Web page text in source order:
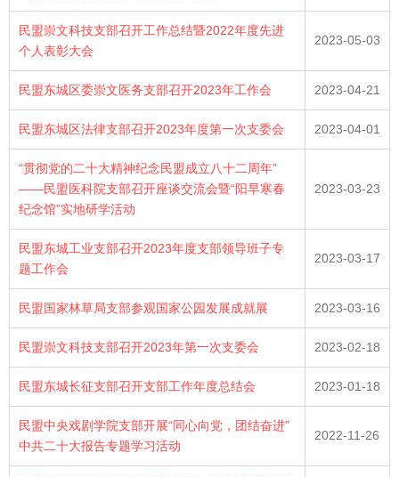
民盟崇文科技支部召开工作总结暨2022年度先进
个人表彰大会
2023-05-03
民盟东城区委崇文医务支部召开2023年工作会 2023-04-21
民盟东城区法律支部召开2023年度第一次支委会 2023-04-01
“贯彻党的二十大精神纪念民盟成立八十二周年”
——民盟医科院支部召开座谈交流会暨“阳早寒春
纪念馆”实地研学活动
2023-03-23
民盟东城工业支部召开2023年度支部领导班子专
题工作会
2023-03-17
民盟国家林草局支部参观国家公园发展成就展 2023-03-16
民盟崇文科技支部召开2023年第一次支委会 2023-02-18
民盟东城长征支部召开支部工作年度总结会 2023-01-18
民盟中央戏剧学院支部开展“同心向党，团结奋进”
中共二十大报告专题学习活动
2022-11-26